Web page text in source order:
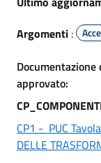
Argomenti :
approvato:
CP1 - PUC
DELLE